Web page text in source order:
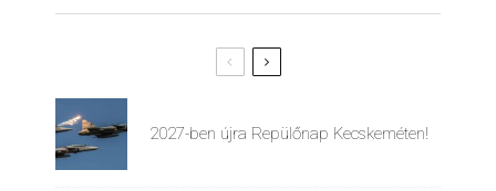
2027-ben újra Repülőnap Kecskeméten!